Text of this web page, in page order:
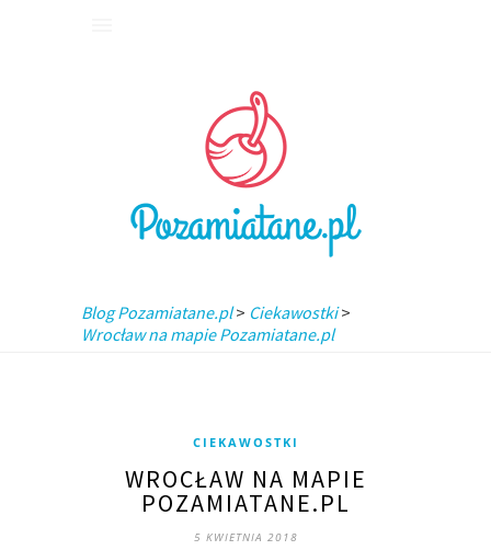
Blog Pozamiatane.pl> Ciekawostki>
Wrocław na mapie Pozamiatane.pl
CIEKAWOSTKI
WROCŁAW NA MAPIE
POZAMIATANE.PL
5 KWIETNIA 2018